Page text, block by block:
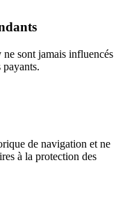
sont jamais influencés
de navigation et ne
à la protection des